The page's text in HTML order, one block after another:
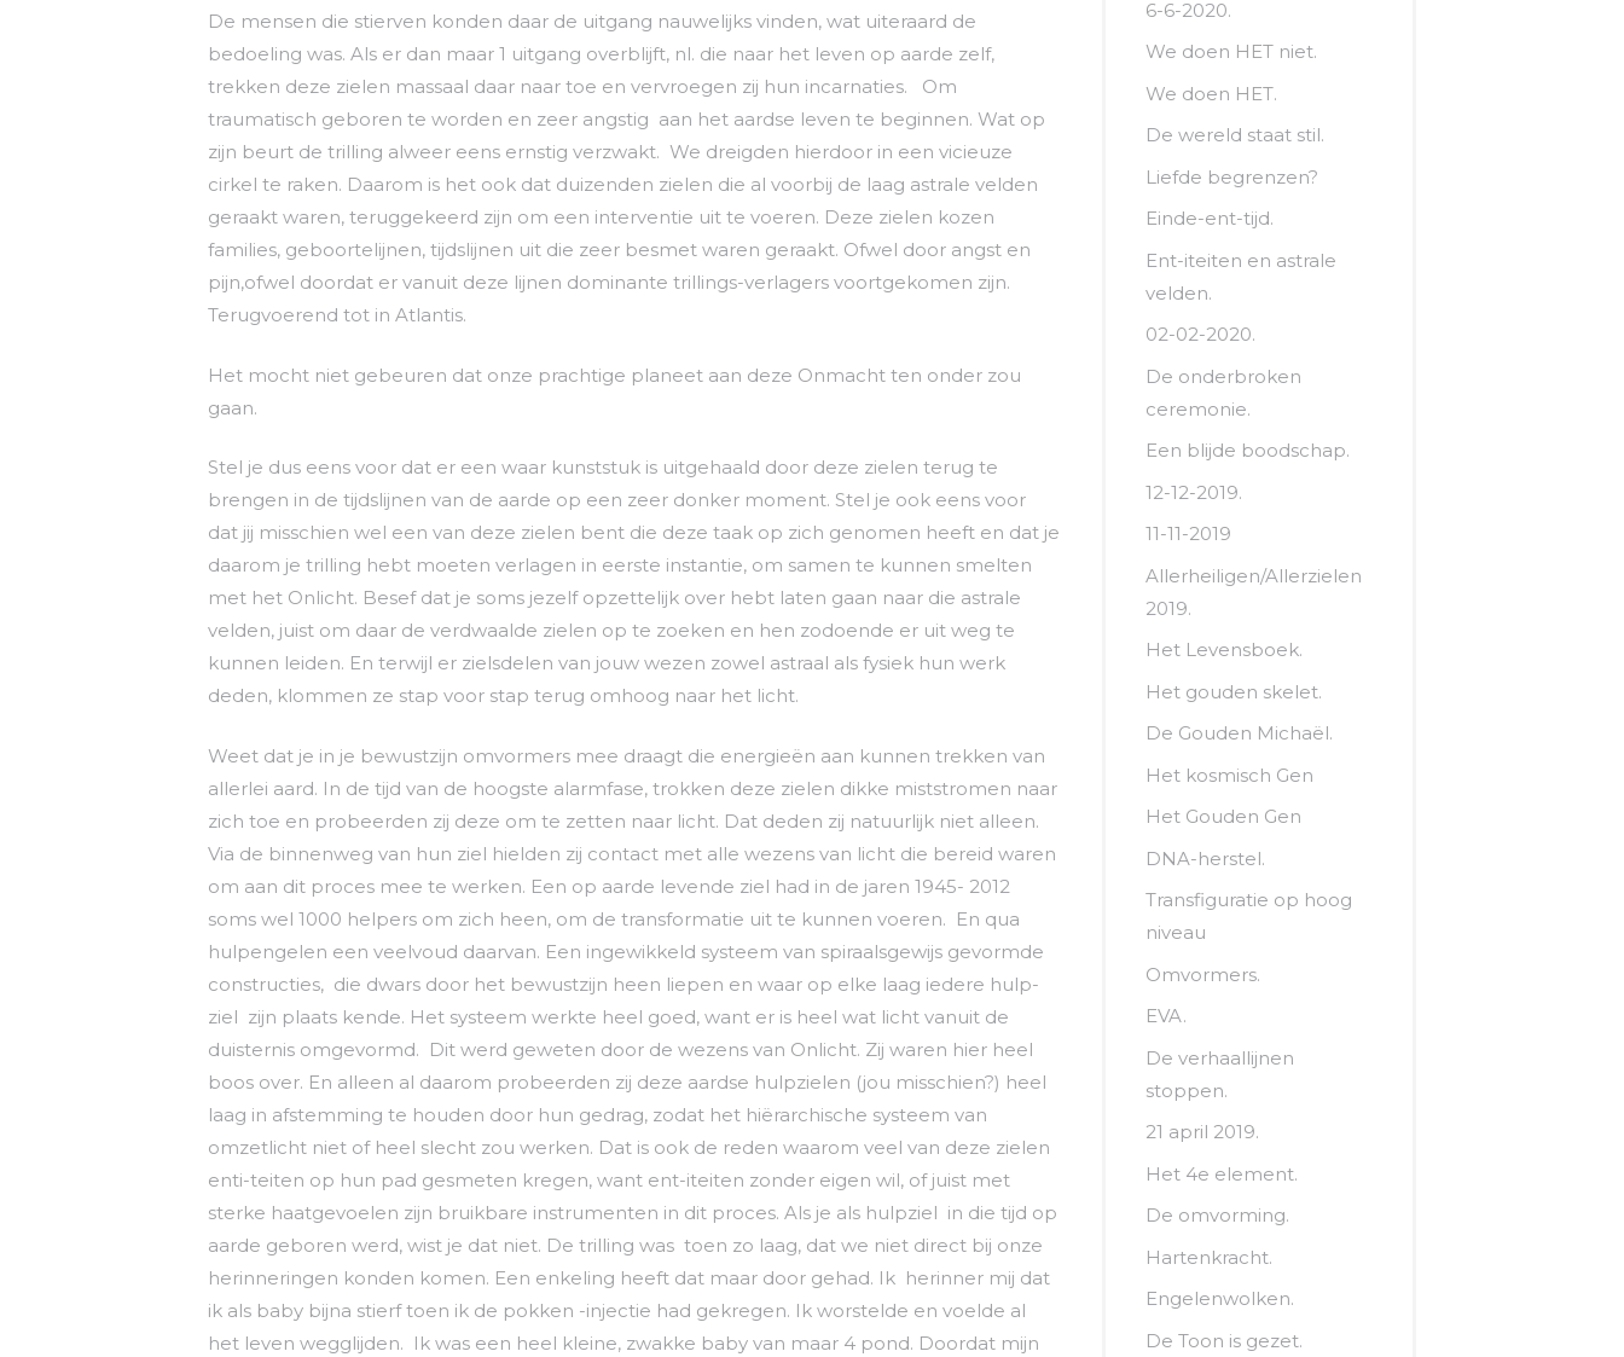
De mensen die stierven konden daar de uitgang nauwelijks vinden, wat uiteraard de
bedoeling was. Als er dan maar 1 uitgang overblijft, nl. die naar het leven op aarde zelf,
trekken deze zielen massaal daar naar toe en vervroegen zij hun incarnaties. Om
traumatisch geboren te worden en zeer angstig aan het aardse leven te beginnen. Wat op
zijn beurt de trilling alweer eens ernstig verzwakt. We dreigden hierdoor in een vicieuze
cirkel te raken. Daarom is het ook dat duizenden zielen die al voorbij de laag astrale velden
geraakt waren, teruggekeerd zijn om een interventie uit te voeren. Deze zielen kozen
families, geboortelijnen, tijdslijnen uit die zeer besmet waren geraakt. Ofwel door angst en
pijn,ofwel doordat er vanuit deze lijnen dominante trillings-verlagers voortgekomen zijn.
Terugvoerend tot in Atlantis.
Het mocht niet gebeuren dat onze prachtige planeet aan deze Onmacht ten onder zou
gaan.
Stel je dus eens voor dat er een waar kunststuk is uitgehaald door deze zielen terug te
brengen in de tijdslijnen van de aarde op een zeer donker moment. Stel je ook eens voor
dat jij misschien wel een van deze zielen bent die deze taak op zich genomen heeft en dat je
daarom je trilling hebt moeten verlagen in eerste instantie, om samen te kunnen smelten
met het Onlicht. Besef dat je soms jezelf opzettelijk over hebt laten gaan naar die astrale
velden, juist om daar de verdwaalde zielen op te zoeken en hen zodoende er uit weg te
kunnen leiden. En terwijl er zielsdelen van jouw wezen zowel astraal als fysiek hun werk
deden, klommen ze stap voor stap terug omhoog naar het licht.
Weet dat je in je bewustzijn omvormers mee draagt die energieën aan kunnen trekken van
allerlei aard. In de tijd van de hoogste alarmfase, trokken deze zielen dikke miststromen naar
zich toe en probeerden zij deze om te zetten naar licht. Dat deden zij natuurlijk niet alleen.
Via de binnenweg van hun ziel hielden zij contact met alle wezens van licht die bereid waren
om aan dit proces mee te werken. Een op aarde levende ziel had in de jaren 1945- 2012
soms wel 1000 helpers om zich heen, om de transformatie uit te kunnen voeren. En qua
hulpengelen een veelvoud daarvan. Een ingewikkeld systeem van spiraalsgewijs gevormde
constructies, die dwars door het bewustzijn heen liepen en waar op elke laag iedere hulp-
ziel zijn plaats kende. Het systeem werkte heel goed, want er is heel wat licht vanuit de
duisternis omgevormd. Dit werd geweten door de wezens van Onlicht. Zij waren hier heel
boos over. En alleen al daarom probeerden zij deze aardse hulpzielen (jou misschien?) heel
laag in afstemming te houden door hun gedrag, zodat het hiërarchische systeem van
omzetlicht niet of heel slecht zou werken. Dat is ook de reden waarom veel van deze zielen
enti-teiten op hun pad gesmeten kregen, want ent-iteiten zonder eigen wil, of juist met
sterke haatgevoelen zijn bruikbare instrumenten in dit proces. Als je als hulpziel in die tijd op
aarde geboren werd, wist je dat niet. De trilling was toen zo laag, dat we niet direct bij onze
herinneringen konden komen. Een enkeling heeft dat maar door gehad. Ik herinner mij dat
ik als baby bijna stierf toen ik de pokken -injectie had gekregen. Ik worstelde en voelde al
het leven wegglijden. Ik was een heel kleine, zwakke baby van maar 4 pond. Doordat mijn
6-6-2020.
We doen HET niet.
We doen HET.
De wereld staat stil.
Liefde begrenzen?
Einde-ent-tijd.
Ent-iteiten en astrale
velden.
02-02-2020.
De onderbroken
ceremonie.
Een blijde boodschap.
12-12-2019.
11-11-2019
Allerheiligen/Allerzielen
2019.
Het Levensboek.
Het gouden skelet.
De Gouden Michaël.
Het kosmisch Gen
Het Gouden Gen
DNA-herstel.
Transfiguratie op hoog
niveau
Omvormers.
EVA.
De verhaallijnen
stoppen.
21 april 2019.
Het 4e element.
De omvorming.
Hartenkracht.
Engelenwolken.
De Toon is gezet.